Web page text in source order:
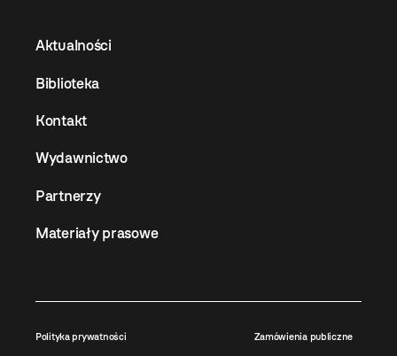
Aktualności
Biblioteka
Kontakt
Wydawnictwo
Partnerzy
Materiały prasowe
Polityka prywatności Zamówienia publiczne